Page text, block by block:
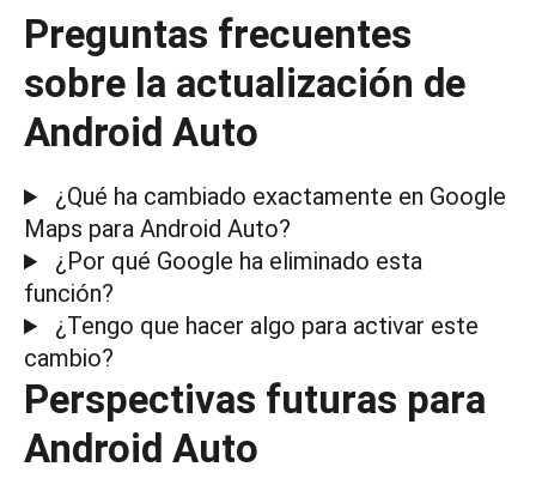
Preguntas frecuentes
sobre la actualización de
Android Auto
¿Qué ha cambiado exactamente en Google
Maps para Android Auto?
¿Por qué Google ha eliminado esta
función?
¿Tengo que hacer algo para activar este
cambio?
Perspectivas futuras para
Android Auto